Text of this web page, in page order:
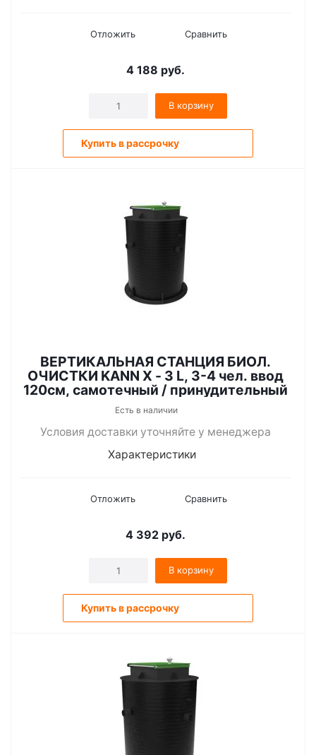
Отложить Сравнить
4 188 руб.
В корзину
Купить в рассрочку
ВЕРТИКАЛЬНАЯ СТАНЦИЯ БИОЛ.
ОЧИСТКИ KANN X - 3 L, 3-4 чел. ввод
120см, самотечный / принудительный
Есть в наличии
Условия доставки уточняйте у менеджера
Характеристики
Отложить Сравнить
4 392 руб.
В корзину
Купить в рассрочку